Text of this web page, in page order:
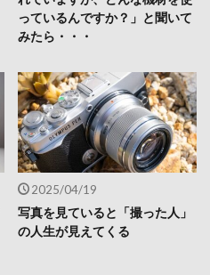
っているんですか？」と聞いて
みたら・・・
2025/04/19
写真を見ていると「撮った人」
の人生が見えてくる